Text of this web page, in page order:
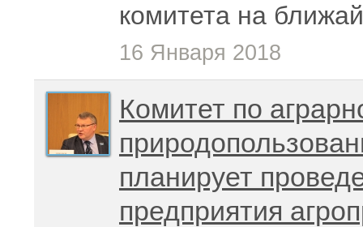
комитета на
16 Января 2018
Комитет по
планирует
предприятия